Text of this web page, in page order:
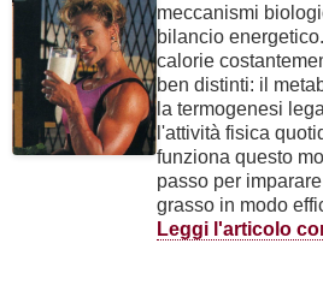
meccanismi
bilancio
calorie
ben distinti: il
la termogenesi
l'attività fisica
funziona questo
passo per
grasso in modo
Leggi l'articolo